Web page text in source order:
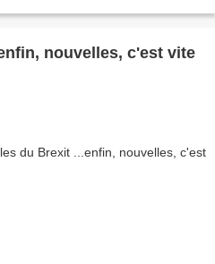
nouvelles, c'est vite